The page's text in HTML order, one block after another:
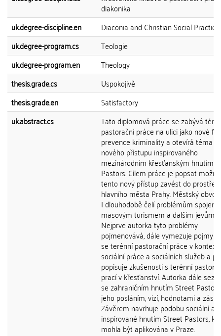
diakonika
uk.degree-discipline.en
Diaconia and Christian Social Practice
uk.degree-program.cs
Teologie
uk.degree-program.en
Theology
thesis.grade.cs
Uspokojivě
thesis.grade.en
Satisfactory
uk.abstract.cs
Tato diplomová práce se zabývá
pastorační práce na ulici jako nové
prevence kriminality a otevírá téma
nového přístupu inspirovaného
mezinárodním křesťanským hnutím
Pastors. Cílem práce je popsat
tento nový přístup zavést do prostředí
hlavního města Prahy. Městský
I dlouhodobě čelí problémům
masovým turismem a dalším jevům.
Nejprve autorka tyto problémy
pojmenovává, dále vymezuje pojmy
se terénní pastorační práce v
sociální práce a sociálních služeb a
popisuje zkušenosti s terénní
prací v křesťanství. Autorka dále
se zahraničním hnutím Street
jeho posláním, vizí, hodnotami a
Závěrem navrhuje podobu sociální
inspirované hnutím Street Pastors,
mohla být aplikována v Praze.